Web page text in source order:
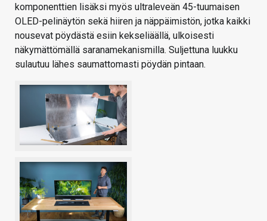
komponenttien lisäksi myös ultraleveän 45-tuumaisen
OLED-pelinäytön sekä hiiren ja näppäimistön, jotka kaikki
nousevat pöydästä esiin kekseliäällä, ulkoisesti
näkymättömällä saranamekanismilla. Suljettuna luukku
sulautuu lähes saumattomasti pöydän pintaan.